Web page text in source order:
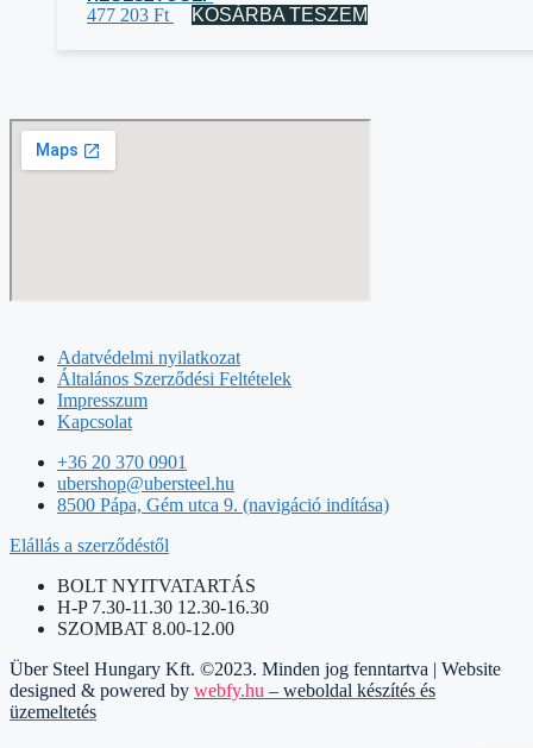
477 203 Ft KOSÁRBA TESZEM
Adatvédelmi nyilatkozat
Általános Szerződési Feltételek
Impresszum
Kapcsolat
+36 20 370 0901
ubershop@ubersteel.hu
8500 Pápa, Gém utca 9. (navigáció indítása)
Elállás a szerződéstől
BOLT NYITVATARTÁS
H-P 7.30-11.30 12.30-16.30
SZOMBAT 8.00-12.00
Über Steel Hungary Kft. ©2023. Minden jog fenntartva | Website
designed & powered by webfy.hu – weboldal készítés és
üzemeltetés